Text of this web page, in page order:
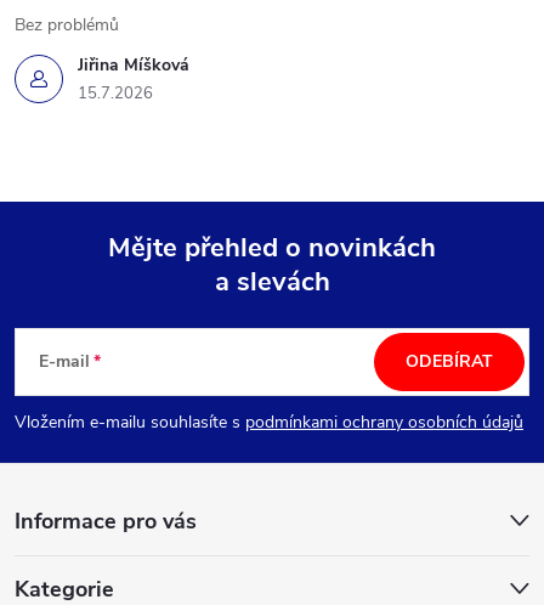
Jiřina Míšková
15.7.2026
Bez problémů
p
a
Mějte přehled o novinkách
a slevách
E-mail
Vložením e-mailu souhlasíte s podmínkami ochrany osobních údajů
ODEBÍRAT
Informace pro vás
Kategorie